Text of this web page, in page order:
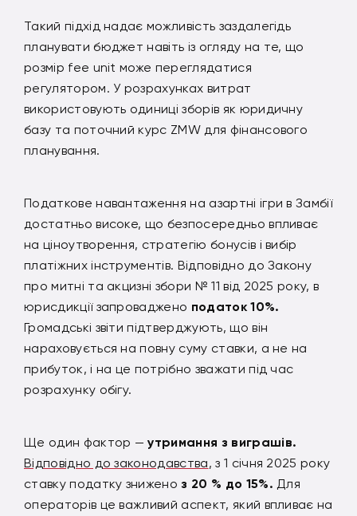
Такий підхід надає можливість заздалегідь
планувати бюджет навіть із огляду на те, що
розмір fee unit може переглядатися
регулятором. У розрахунках витрат
використовують одиниці зборів як юридичну
базу та поточний курс ZMW для фінансового
планування.
Податкове навантаження на азартні ігри в Замбії
достатньо високе, що безпосередньо впливає
на ціноутворення, стратегію бонусів і вибір
платіжних інструментів. Відповідно до Закону
про митні та акцизні збори № 11 від 2025 року, в
юрисдикції запроваджено податок 10%.
Громадські звіти підтверджують, що він
нараховується на повну суму ставки, а не на
прибуток, і на це потрібно зважати під час
розрахунку обігу.
Ще один фактор —утримання з виграшів.
Відповідно до законодавства, з 1 січня 2025 року
ставку податку знижено з 20 % до 15%. Для
операторів це важливий аспект, який впливає на